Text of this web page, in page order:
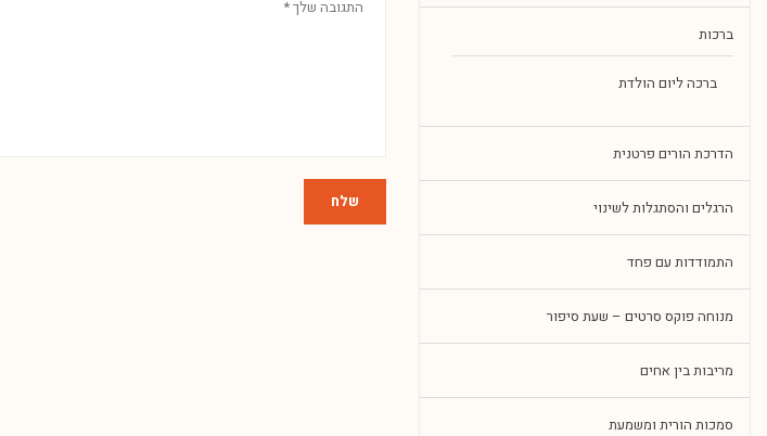
ברכות
ברכה ליום הולדת
הדרכת הורים פרטנית
הרגלים והסתגלות לשינוי
התמודדות עם פחד
מנוחה פוקס סרטים – שעת סיפור
מריבות בין אחים
סמכות הורית ומשמעת
שלח